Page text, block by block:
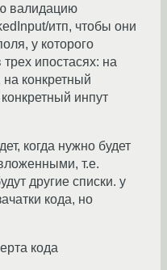
валидацию
итп, чтобы они
у которого
ипостасях: на
на конкретный
инпут
когда нужно будет
т.е.
другие списки. у
кода, но
кода